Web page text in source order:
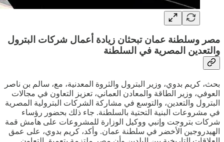
مصر وسلطنة عمان تبحثان زيادة أعمال شركات البترول
والتعدين المصرية في السلطنة
بحث، كريم بدوي، وزير البترول والثروة المعدنية، مع، سالم بن ناصر
العوفي، وزير الطاقة والمعادن العماني، تعزيز التعاون في مجالات
البترول والتعدين، والتوسع في مشاركة الشركات البترولية المصرية
في مشروعات البنية التحتية بالسلطنة. جاء ذلك بحضور رؤساء
شركات بتروجت وإنبي ووكيل الوزارة للمشروعات على هامش قمة
الهيدروجين الأخضر في سلطنة عمان. وأكد، كريم بدوي، على عمق